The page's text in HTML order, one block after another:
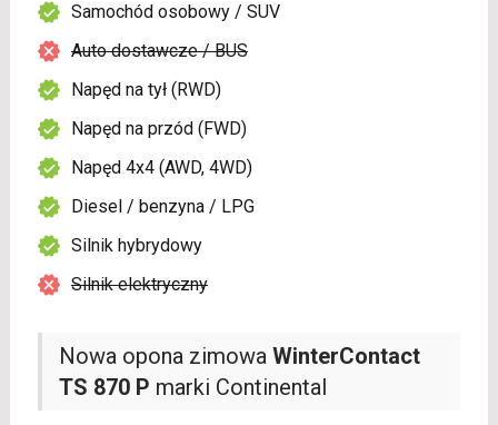
Nowa opona zimowa WinterContact
TS 870 P marki Continental
Samochód osobowy / SUV
Auto dostawcze / BUS
Napęd na tył (RWD)
Napęd na przód (FWD)
Napęd 4x4 (AWD, 4WD)
Diesel / benzyna / LPG
Silnik hybrydowy
Silnik elektryczny